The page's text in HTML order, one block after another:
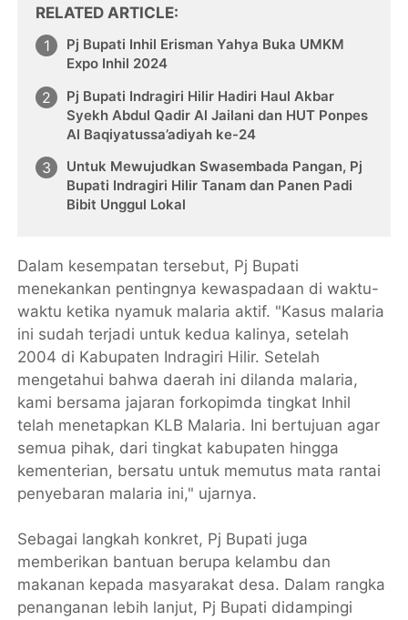
RELATED ARTICLE
Pj Bupati Inhil Erisman Yahya Buka UMKM
Expo Inhil 2024
Pj Bupati Indragiri Hilir Hadiri Haul Akbar
Syekh Abdul Qadir Al Jailani dan HUT Ponpes
Al Baqiyatussa’adiyah ke-24
Untuk Mewujudkan Swasembada Pangan, Pj
Bupati Indragiri Hilir Tanam dan Panen Padi
Bibit Unggul Lokal
Dalam kesempatan tersebut, Pj Bupati
menekankan pentingnya kewaspadaan di waktu-
waktu ketika nyamuk malaria aktif. "Kasus malaria
ini sudah terjadi untuk kedua kalinya, setelah
2004 di Kabupaten Indragiri Hilir. Setelah
mengetahui bahwa daerah ini dilanda malaria,
kami bersama jajaran forkopimda tingkat Inhil
telah menetapkan KLB Malaria. Ini bertujuan agar
semua pihak, dari tingkat kabupaten hingga
kementerian, bersatu untuk memutus mata rantai
penyebaran malaria ini," ujarnya.
Sebagai langkah konkret, Pj Bupati juga
memberikan bantuan berupa kelambu dan
makanan kepada masyarakat desa. Dalam rangka
penanganan lebih lanjut, Pj Bupati didampingi